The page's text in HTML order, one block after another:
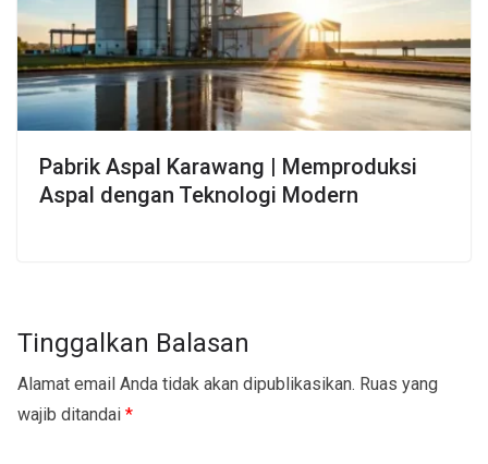
Pabrik Aspal Karawang | Memproduksi
Aspal dengan Teknologi Modern
Tinggalkan Balasan
Alamat email Anda tidak akan dipublikasikan. Ruas yang
wajib ditandai *